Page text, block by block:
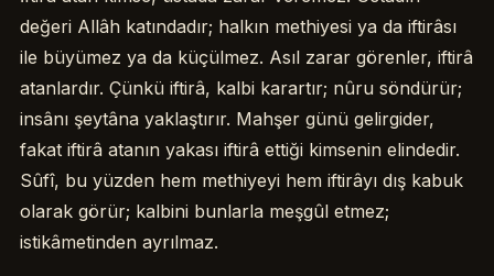
değeri Allâh katındadır; halkın methiyesi ya da iftirâsı
ile büyümez ya da küçülmez. Asıl zarar görenler, iftirâ
atanlardır. Çünkü iftirâ, kalbi karartır; nûru söndürür;
insânı şeytâna yaklaştırır. Mahşer günü gelirgider,
fakat iftirâ atanın yakası iftirâ ettiği kimsenin elindedir.
Sûfî, bu yüzden hem methiyeyi hem iftirâyı dış kabuk
olarak görür; kalbini bunlarla meşgûl etmez;
istikâmetinden ayrılmaz.